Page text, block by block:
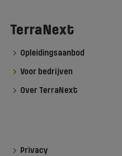
TerraNext
Opleidingsaanbod
Voor bedrijven
Over TerraNext
Privacy